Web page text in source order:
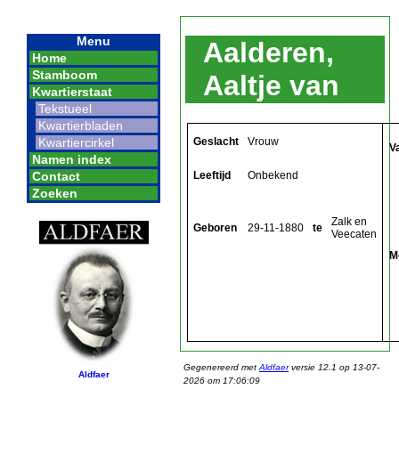
Menu
Home
Stamboom
Kwartierstaat
Tekstueel
Kwartierbladen
Kwartiercirkel
Namen index
Contact
Zoeken
Aldfaer
Aalderen,
Aaltje van
Geslacht Vrouw
Leeftijd Onbekend
Geboren 29-11-1880 te
Zalk en
Veecaten
Gegenereerd met Aldfaerversie 12.1 op 13-07-
2026 om 17:06:09